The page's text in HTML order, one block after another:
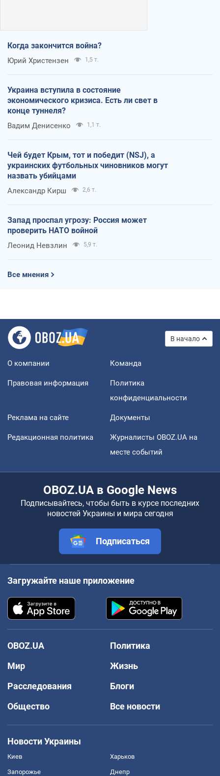
Когда закончится война?
Юрий Христензен 1,5 т.
Украина вступила в состояние
экономического кризиса. Есть ли свет в
конце туннеля?
Вадим Денисенко 1,1 т.
Чей будет Крым, тот и победит (NSJ), а
украинских футбольных чиновников могут
назвать убийцами
Александр Кирш 2,6 т.
Запад проспал угрозу: Россия может
проверить НАТО войной
Леонид Невзлин 5,9 т.
Все мнения
В начало
О компании Команда
Правовая информация
Политика
конфиденциальности
Реклама на сайте Документы
Редакционная политика
Журналисты OBOZ.UA на
месте событий
OBOZ.UA в Google News
Подписывайтесь, чтобы быть в курсе последних
новостей Украины и мира сегодня
Подписаться
Загружайте наше приложение
OBOZ.UA
Политика
Мир
Жизнь
Расследования
Блоги
Общество
Все новости
Новости Украины
Киев Харьков
Запорожье Днепр